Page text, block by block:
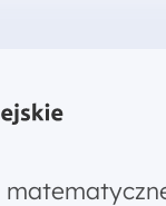
dla Mazowsza